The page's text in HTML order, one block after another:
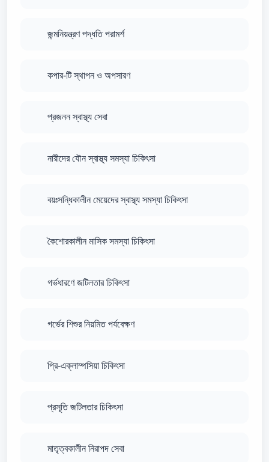
জন্মনিয়ন্ত্রণ পদ্ধতি পরামর্শ
কপার-টি স্থাপন ও অপসারণ
প্রজনন স্বাস্থ্য সেবা
নারীদের যৌন স্বাস্থ্য সমস্যা চিকিৎসা
বয়ঃসন্ধিকালীন মেয়েদের স্বাস্থ্য সমস্যা চিকিৎসা
কৈশোরকালীন মাসিক সমস্যা চিকিৎসা
গর্ভধারণে জটিলতার চিকিৎসা
গর্ভের শিশুর নিয়মিত পর্যবেক্ষণ
প্রি-এক্লাম্পসিয়া চিকিৎসা
প্রসূতি জটিলতার চিকিৎসা
মাতৃত্বকালীন নিরাপদ সেবা